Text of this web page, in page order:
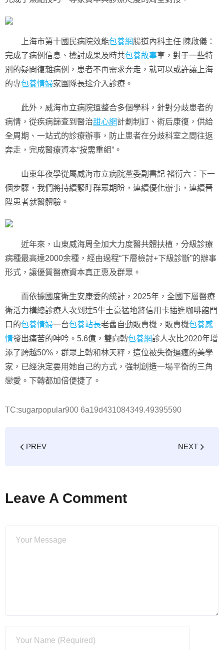
上海市第十國民病院效能包養網腸道內科主任 陳啟儀：
完成了病例信息、檢討成果及時共包養故事享，對于一些特
別的疑問復雜病例，患者不再需求奔走，就可以或許讓上海
的專包養情婦家團隊長途介入診療。
此外，威海市立病院還整合多個學科，針對分歧患者的
病情，從疾病篩查到醫治甜心網計劃制訂、術后康復，供給
全周期、一站式的診療辦事，防止患者在分歧科室之間往返
奔走，完成醫療資本“按需重組”。
山東年夜學從屬威海市立病院黨委副書記 褚衍六：下一
個步驟，我們將持續緊盯群眾期盼，連續優化辦事，連續晉
陞患者就醫體驗。
近年來，山東威海周全加大力度醫共體扶植，分級診療
病種最高達2000余種，經由過程“下層檢討+下級診斷”的辦事
形式，讓優質醫療資本真正惠及群眾。
而依據國度衛生安康委的統計，2025年，全國下層醫療
衛活力構總診療人次到達5牛土豪猛地將信用卡插進咖啡館門
口的包養情婦一台包養站長老舊自動販賣機，販賣機包養感
情發出痛苦的呻吟。5.6億，雙向轉包養網診人次比2020年增
添了跨越50%，群眾上轉和林天秤，這位被失衡逼瘋的美學
家，已經決定要用她自己的方式，強制創造一場平衡的三角
戀愛。下轉都加倍便捷了。
TC:sugarpopular900 6a19d431084349.49395590
PREV NEXT
Leave A Comment